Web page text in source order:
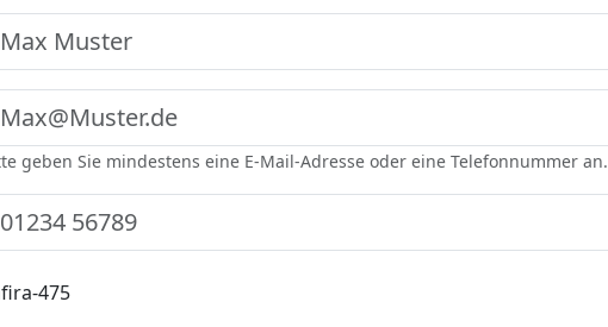
geben Sie mindestens eine E-Mail-Adresse oder eine Telefonnummer an.
475